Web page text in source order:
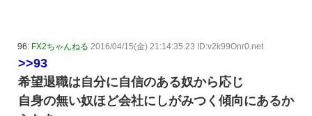
96: FX2ちゃんねる 2016/04/15(金) 21:14:35.23 ID:v2k99Onr0.net
>>93
希望退職は自分に自信のある奴から応じ
自身の無い奴ほど会社にしがみつく傾向にあるか